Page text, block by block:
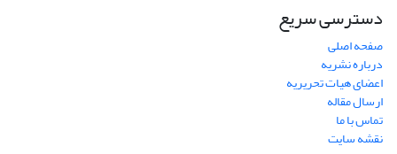
دسترسی سریع
صفحه اصلی
درباره نشریه
اعضای هیات تحریریه
ارسال مقاله
تماس با ما
نقشه سایت